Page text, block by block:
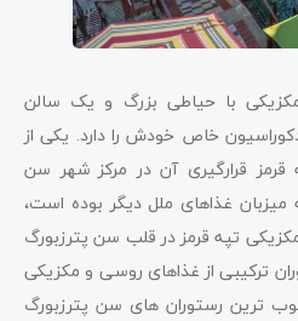
مکزیکی با حیاطی بزرگ و یک سالن
خاص خودش را دارد. یکی از
قرارگیری آن در مرکز شهر سن
غذاهای ملل دیگر بوده است،
تپه قرمز در قلب سن پترزبورگ
ترکیبی از غذاهای روسی و مکزیکی
ترین رستوران های سن پترزبورگ